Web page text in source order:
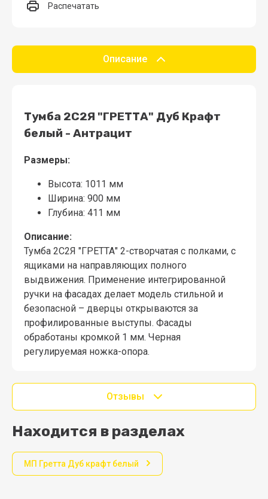
Распечатать
Описание
Тумба 2С2Я "ГРЕТТА" Дуб Крафт
белый - Антрацит
Размеры:
Высота: 1011 мм
Ширина: 900 мм
Глубина: 411 мм
Описание:
Тумба 2С2Я "ГРЕТТА" 2-створчатая с полками, с
ящиками на направляющих полного
выдвижения. Применение интегрированной
ручки на фасадах делает модель стильной и
безопасной – дверцы открываются за
профилированные выступы. Фасады
обработаны кромкой 1 мм. Черная
регулируемая ножка-опора.
Отзывы
Находится в разделах
МП Гретта Дуб крафт белый